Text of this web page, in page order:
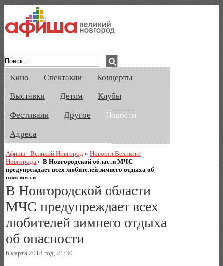
Кино Спектакли
Концерты
Выставки
Детям
Клубы
Фестивали
Другое
Новости
Адреса
Афиша - Великий Новгород »Новости Великого
Новгорода »В Новгородской области МЧС
предупреждает всех любителей зимнего отдыха об
опасности
В Новгородской области
МЧС предупреждает всех
любителей зимнего отдыха
об опасности
6 марта 2018 год, 21:30